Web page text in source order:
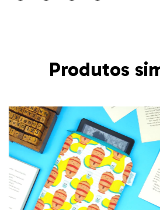
Produtos